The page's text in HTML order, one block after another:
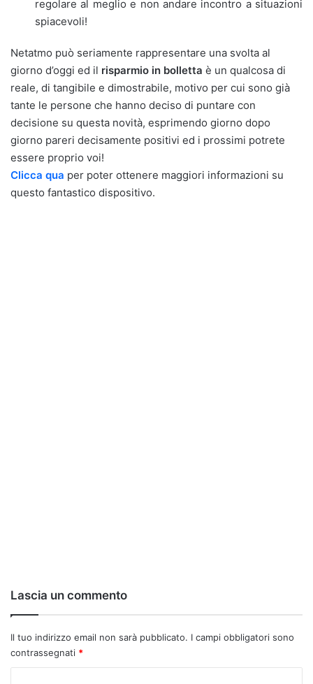
regolare al meglio e non andare incontro a situazioni
spiacevoli!
Netatmo può seriamente rappresentare una svolta al
giorno d’oggi ed il risparmio in bolletta è un qualcosa di
reale, di tangibile e dimostrabile, motivo per cui sono già
tante le persone che hanno deciso di puntare con
decisione su questa novità, esprimendo giorno dopo
giorno pareri decisamente positivi ed i prossimi potrete
essere proprio voi!
Clicca qua per poter ottenere maggiori informazioni su
questo fantastico dispositivo.
Lascia un commento
Il tuo indirizzo email non sarà pubblicato. I campi obbligatori sono
contrassegnati *